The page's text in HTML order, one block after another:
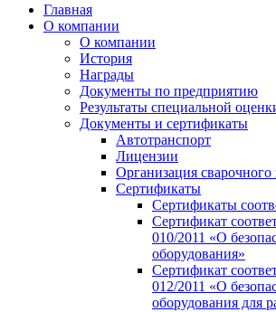
Главная
О компании
О компании
История
Награды
Документы по предприятию
Результаты специальной
Документы и сертификаты
Автотранспорт
Лицензии
Организация сварочного
Cертификаты
Сертификаты
Сертификат
010/2011 «О
оборудования»
Сертификат
012/2011 «О
оборудования для